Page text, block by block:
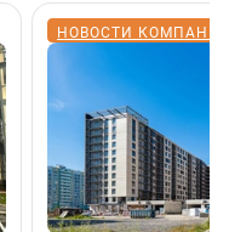
НОВОСТИ